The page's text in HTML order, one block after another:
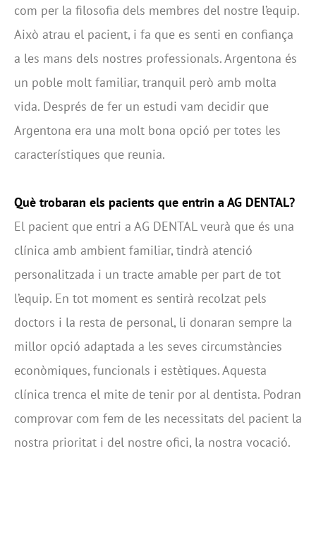
com per la filosofia dels membres del nostre l’equip.
Això atrau el pacient, i fa que es senti en confiança
a les mans dels nostres professionals. Argentona és
un poble molt familiar, tranquil però amb molta
vida. Després de fer un estudi vam decidir que
Argentona era una molt bona opció per totes les
característiques que reunia.
Què trobaran els pacients que entrin a AG DENTAL?
El pacient que entri a AG DENTAL veurà que és una
clínica amb ambient familiar, tindrà atenció
personalitzada i un tracte amable per part de tot
l’equip. En tot moment es sentirà recolzat pels
doctors i la resta de personal, li donaran sempre la
millor opció adaptada a les seves circumstàncies
econòmiques, funcionals i estètiques. Aquesta
clínica trenca el mite de tenir por al dentista. Podran
comprovar com fem de les necessitats del pacient la
nostra prioritat i del nostre ofici, la nostra vocació.